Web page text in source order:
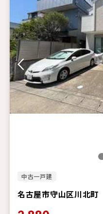
中古一戸建
名古屋市守山区川北町